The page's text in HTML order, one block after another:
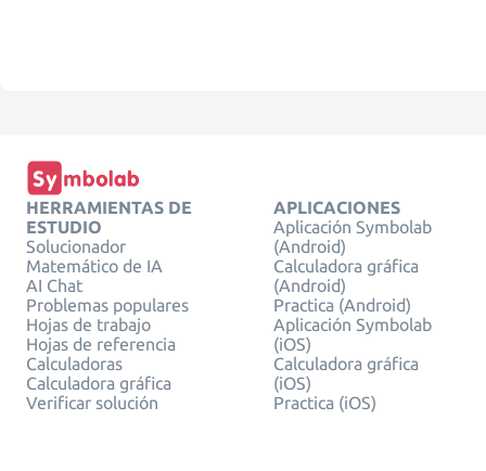
HERRAMIENTAS DE
ESTUDIO
Solucionador
Matemático de IA
AI Chat
Problemas populares
Hojas de trabajo
Hojas de referencia
Calculadoras
Calculadora gráfica
Verificar solución
APLICACIONES
Aplicación Symbolab
(Android)
Calculadora gráfica
(Android)
Practica (Android)
Aplicación Symbolab
(iOS)
Calculadora gráfica
(iOS)
Practica (iOS)